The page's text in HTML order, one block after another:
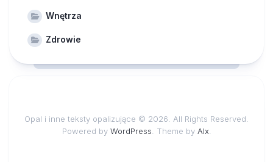
Wnętrza
Zdrowie
Opal i inne teksty opalizujące © 2026. All Rights Reserved.
Powered by WordPress . Theme by Alx